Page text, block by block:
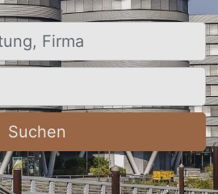
Suchen